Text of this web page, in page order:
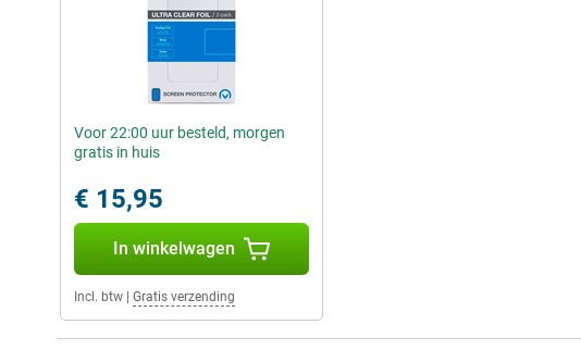
Voor 22:00 uur besteld, morgen
gratis in huis
€ 15,95
In winkelwagen
Incl. btw Gratis verzending